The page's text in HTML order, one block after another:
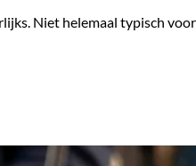
Niet helemaal typisch